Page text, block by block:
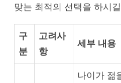
맞는 최적의 선택을 하시
구
분
고려사
항
세부 내용
나이가 젊